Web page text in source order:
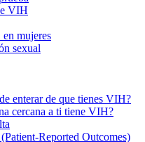
VIH
mujeres
sexual
enterar de que tienes VIH?
cercana a ti tiene VIH?
Reported Outcomes)